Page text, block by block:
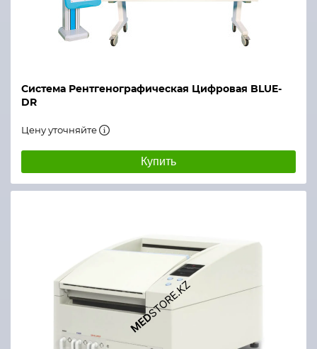
Система Рентгенографическая Цифровая BLUE-
DR
Цену уточняйте
Купить